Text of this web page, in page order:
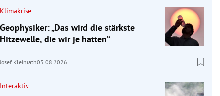
Klimakrise
Geophysiker: „Das wird die stärkste
Hitzewelle, die wir je hatten“
Josef Kleinrath03.08.2026
Interaktiv